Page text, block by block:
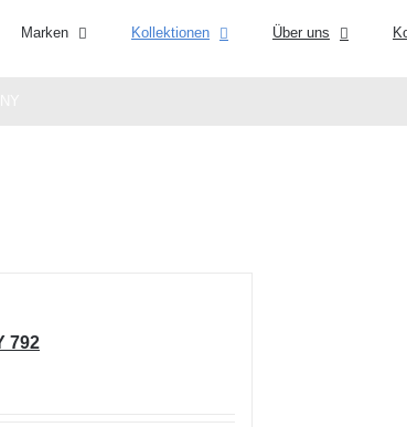
Marken Kollektionen Über uns
792